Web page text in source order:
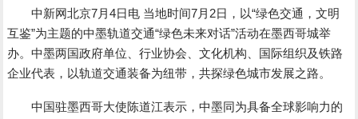
中新网北京7月4日电 当地时间7月2日，以“绿色交通，文明
互鉴”为主题的中墨轨道交通“绿色未来对话”活动在墨西哥城举
办。中墨两国政府单位、行业协会、文化机构、国际组织及铁路
企业代表，以轨道交通装备为纽带，共探绿色城市发展之路。
中国驻墨西哥大使陈道江表示，中墨同为具备全球影响力的